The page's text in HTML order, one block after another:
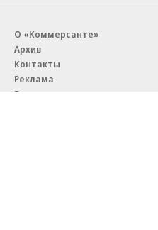
О «Коммерсанте»
Архив
Контакты
Реклама
Вакансии